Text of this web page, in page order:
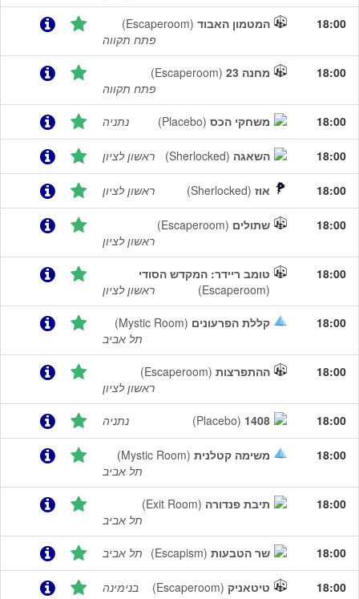
18:00 המטמון האבוד (Escaperoom)
פתח תקווה
18:00 מחנה 23
(Escaperoom)
פתח תקווה
18:00 משחקי הכס (Placebo) נתניה
18:00 השאגה (Sherlocked) ראשון לציון
18:00 אוז (Sherlocked) ראשון לציון
18:00 שתולים (Escaperoom)
ראשון לציון
18:00
טומב ריידר: המקדש הסודי‎
(Escaperoom)
ראשון לציון
18:00 קללת הפרעונים (Mystic Room)
תל אביב
18:00 ההתפרצות (Escaperoom)
ראשון לציון
18:00
1408
(Placebo) נתניה
18:00 משימה קטלנית (Mystic Room)
תל אביב
18:00 תיבת פנדורה (Exit Room)
תל אביב
18:00 שר הטבעות (Escapism) תל אביב
18:00 טיטאניק (Escaperoom) בנימינה